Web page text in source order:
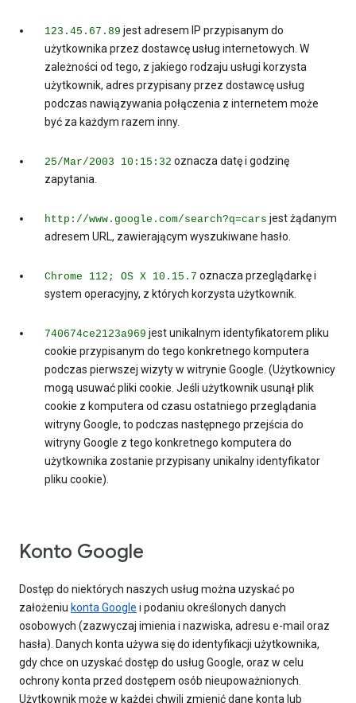
123.45.67.89 jest adresem IP przypisanym do
użytkownika przez dostawcę usług internetowych. W
zależności od tego, z jakiego rodzaju usługi korzysta
użytkownik, adres przypisany przez dostawcę usług
podczas nawiązywania połączenia z internetem może
być za każdym razem inny.
25/Mar/2003 10:15:32 oznacza datę i godzinę
zapytania.
http://www.google.com/search?q=cars jest żądanym
adresem URL, zawierającym wyszukiwane hasło.
Chrome 112; OS X 10.15.7 oznacza przeglądarkę i
system operacyjny, z których korzysta użytkownik.
740674ce2123a969 jest unikalnym identyfikatorem pliku
cookie przypisanym do tego konkretnego komputera
podczas pierwszej wizyty w witrynie Google. (Użytkownicy
mogą usuwać pliki cookie. Jeśli użytkownik usunął plik
cookie z komputera od czasu ostatniego przeglądania
witryny Google, to podczas następnego przejścia do
witryny Google z tego konkretnego komputera do
użytkownika zostanie przypisany unikalny identyfikator
pliku cookie).
Konto Google
Dostęp do niektórych naszych usług można uzyskać po
założeniu konta Google i podaniu określonych danych
osobowych (zazwyczaj imienia i nazwiska, adresu e-mail oraz
hasła). Danych konta używa się do identyfikacji użytkownika,
gdy chce on uzyskać dostęp do usług Google, oraz w celu
ochrony konta przed dostępem osób nieupoważnionych.
Użytkownik może w każdej chwili zmienić dane konta lub